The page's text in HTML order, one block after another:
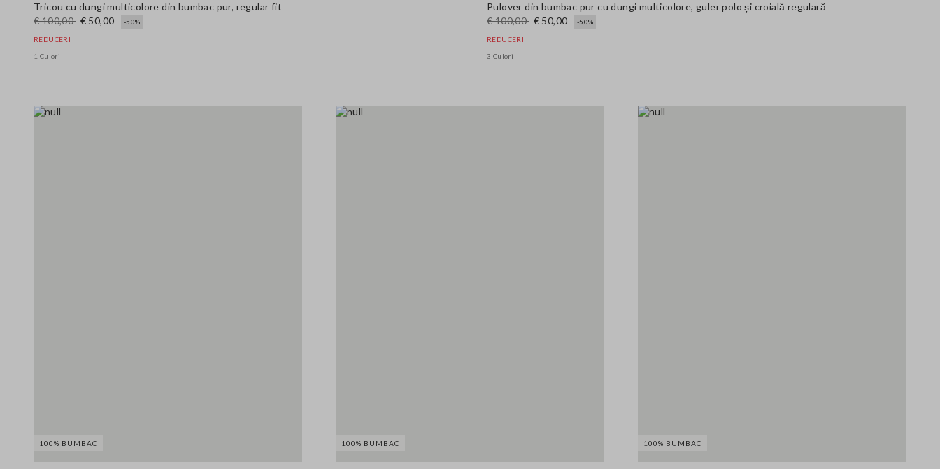
Tricou cu dungi multicolore din bumbac pur, regular fit
€ 100,00 € 50,00 -50%
REDUCERI
1 Culori
Pulover din bumbac pur cu dungi multicolore, guler polo și croială regulară
€ 100,00 € 50,00 -50%
REDUCERI
3 Culori
100% BUMBAC 100% BUMBAC 100% BUMBAC